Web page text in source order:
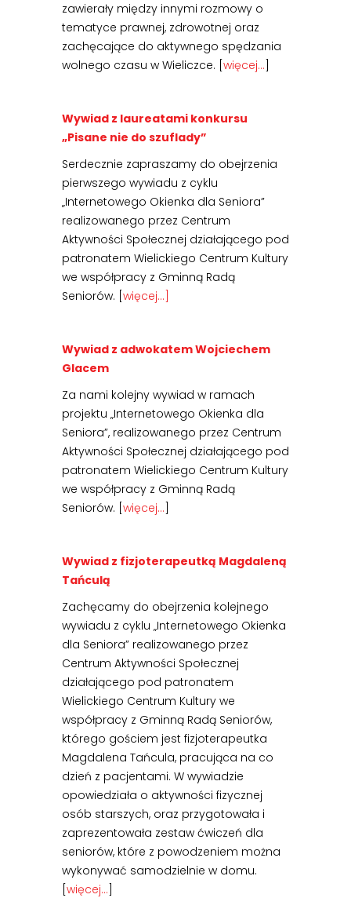
zawierały między innymi rozmowy o
tematyce prawnej, zdrowotnej oraz
zachęcające do aktywnego spędzania
wolnego czasu w Wieliczce. [ więcej…
Wywiad z laureatami konkursu
„Pisane nie do szuflady”
Serdecznie zapraszamy do obejrzenia
pierwszego wywiadu z cyklu
„Internetowego Okienka dla Seniora”
realizowanego przez Centrum
Aktywności Społecznej działającego pod
patronatem Wielickiego Centrum Kultury
we współpracy z Gminną Radą
Seniorów. [ więcej…]
Wywiad z adwokatem Wojciechem
Glacem
Za nami kolejny wywiad w ramach
projektu „Internetowego Okienka dla
Seniora”, realizowanego przez Centrum
Aktywności Społecznej działającego pod
patronatem Wielickiego Centrum Kultury
we współpracy z Gminną Radą
Seniorów. [ więcej…
Wywiad z fizjoterapeutką Magdaleną
Tańculą
Zachęcamy do obejrzenia kolejnego
wywiadu z cyklu „Internetowego Okienka
dla Seniora” realizowanego przez
Centrum Aktywności Społecznej
działającego pod patronatem
Wielickiego Centrum Kultury we
współpracy z Gminną Radą Seniorów,
którego gościem jest fizjoterapeutka
Magdalena Tańcula, pracująca na co
dzień z pacjentami. W wywiadzie
opowiedziała o aktywności fizycznej
osób starszych, oraz przygotowała i
zaprezentowała zestaw ćwiczeń dla
seniorów, które z powodzeniem można
wykonywać samodzielnie w domu.
więcej…